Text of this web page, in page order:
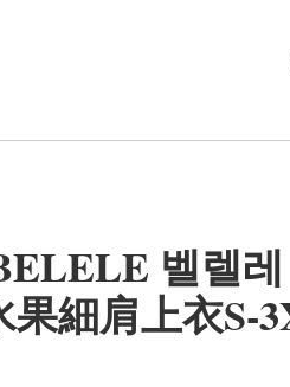
벨렐레
細肩上衣S-